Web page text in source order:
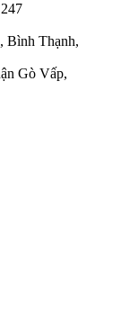
Bình Thạnh,
Gò Vấp,